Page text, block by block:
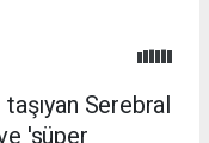
taşıyan Serebral
'süper